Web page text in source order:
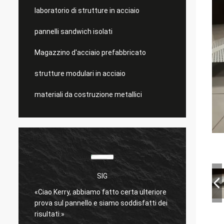
laboratorio di strutture in acciaio
pannelli sandwich isolati
Magazzino d'acciaio prefabbricato
strutture modulari in acciaio
materiali da costruzione metallici
SIG
«Ciao Kerry, abbiamo fatto certa ulteriore
prova sul pannello e siamo soddisfatti dei
risultati.»